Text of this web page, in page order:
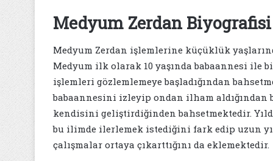
Medyum Zerdan Biyografisi
Medyum Zerdan işlemlerine küçüklük
Medyum ilk olarak 10 yaşında babaannesi
işlemleri gözlemlemeye başladığından
babaannesini izleyip ondan ilham aldığından
kendisini geliştirdiğinden bahsetmektedir.
bu ilimde ilerlemek istediğini fark edip uzun
çalışmalar ortaya çıkarttığını da eklemektedir.